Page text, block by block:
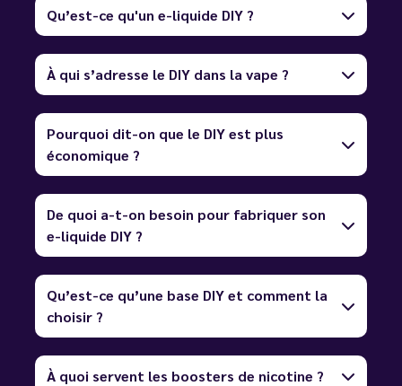
Qu’est-ce qu'un e-liquide DIY ?
À qui s’adresse le DIY dans la vape ?
Pourquoi dit-on que le DIY est plus
économique ?
De quoi a-t-on besoin pour fabriquer son
e-liquide DIY ?
Qu’est-ce qu’une base DIY et comment la
choisir ?
À quoi servent les boosters de nicotine ?